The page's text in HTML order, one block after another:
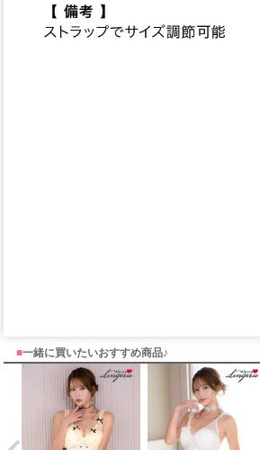
■一緒に買いたいおすすめ商品♪